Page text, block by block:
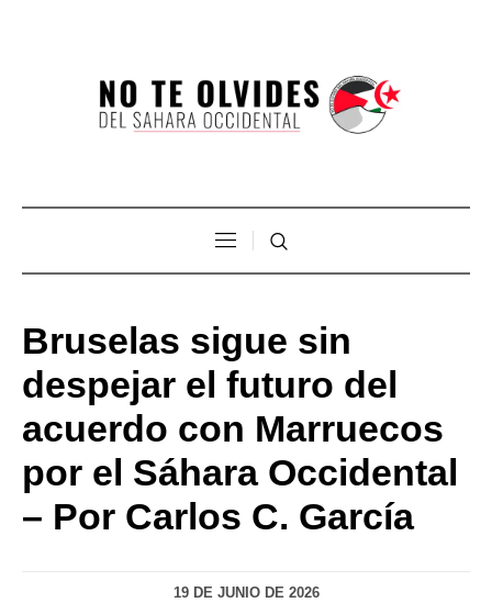
Bruselas sigue sin
despejar el futuro del
acuerdo con Marruecos
por el Sáhara Occidental
– Por Carlos C. García
19 DE JUNIO DE 2026